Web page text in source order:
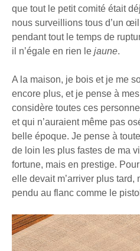
que tout le petit comité était
nous surveillions tous d’un
pendant tout le temps de
il n’égale en rien le jaune.
A la maison, je bois et je me
encore plus, et je pense à
considère toutes ces
et qui n’auraient même pas
belle époque. Je pense à
de loin les plus fastes de ma
fortune, mais en prestige.
elle devait m’arriver plus tard,
pendu au flanc comme le